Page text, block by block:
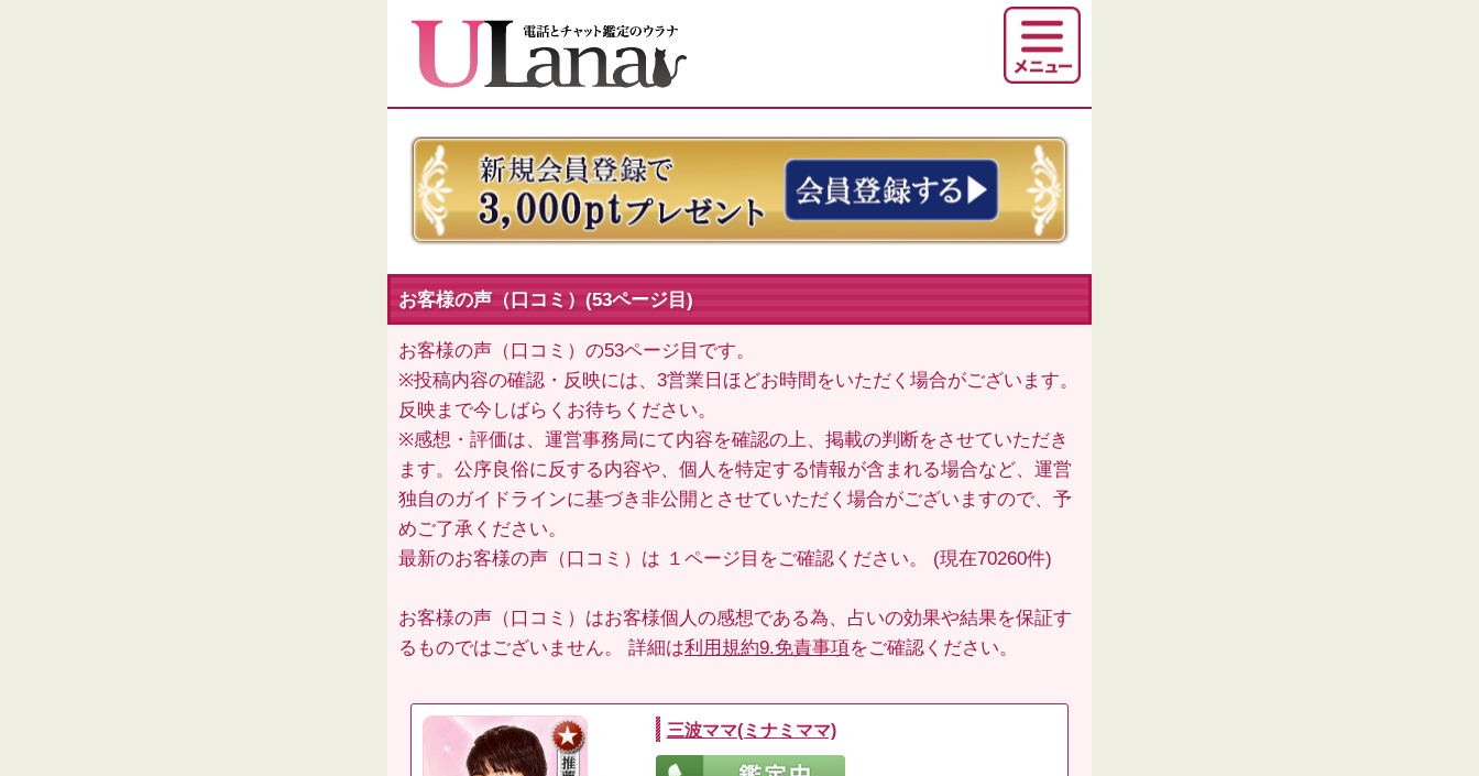
お客様の声（口コミ）(53ページ目)
お客様の声（口コミ）の53ページ目です。
※投稿内容の確認・反映には、3営業日ほどお時間をいただく場合がございます。
反映まで今しばらくお待ちください。
※感想・評価は、運営事務局にて内容を確認の上、掲載の判断をさせていただき
ます。公序良俗に反する内容や、個人を特定する情報が含まれる場合など、運営
独自のガイドラインに基づき非公開とさせていただく場合がございますので、予
めご了承ください。
最新のお客様の声（口コミ）は １ページ目 をご確認ください。 (現在70260件)
お客様の声（口コミ）はお客様個人の感想である為、占いの効果や結果を保証す
るものではございません。 詳細は利用規約9.免責事項をご確認ください。
三波ママ(ミナミママ)